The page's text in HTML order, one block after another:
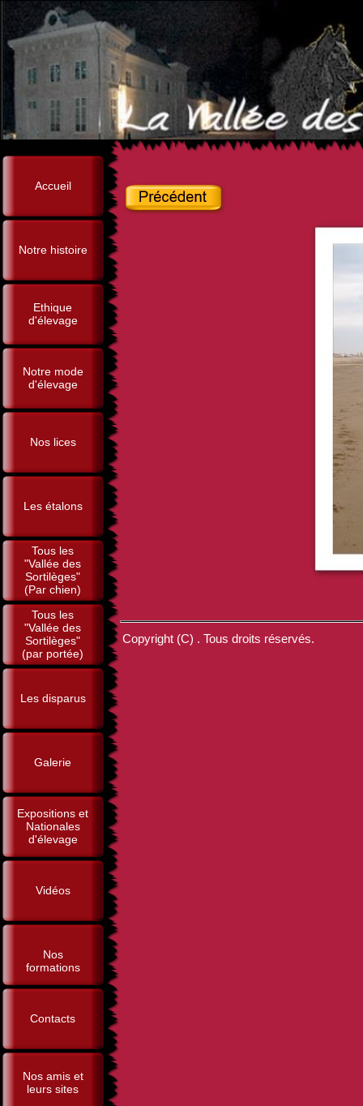
Accueil
Notre histoire
Ethique
d'élevage
Notre mode
d'élevage
Nos lices
Les étalons
Tous les
"Vallée des
Sortilèges"
(Par chien)
Tous les
"Vallée des
Sortilèges"
(par portée)
Les disparus
Galerie
Expositions et
Nationales
d'élevage
Vidéos
Nos
formations
Contacts
Nos amis et
leurs sites
Copyright (C) . Tous droits réservés.